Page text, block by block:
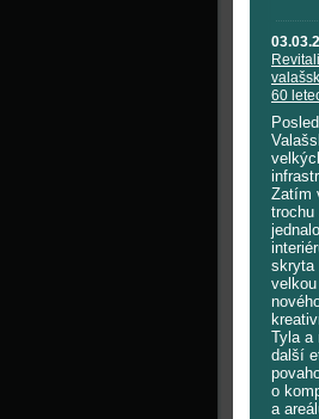
60
Zatím
skryta
Tyla a
další
o
a